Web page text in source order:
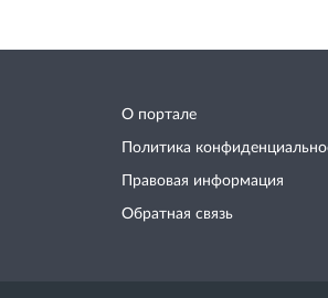
О портале
Политика
Правовая информация
Обратная связь